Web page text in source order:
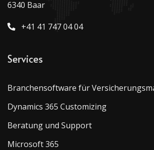
6340 Baar
+41 41 747 04 04
Services
Branchensoftware für
Dynamics 365 Customizing
Beratung und Support
Microsoft 365